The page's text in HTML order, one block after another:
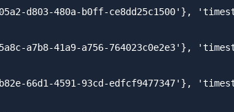
d803-480a-b0ff-ce8dd25c1500'},
a7b8-41a9-a756-764023c0e2e3'},
66d1-4591-93cd-edfcf9477347'},